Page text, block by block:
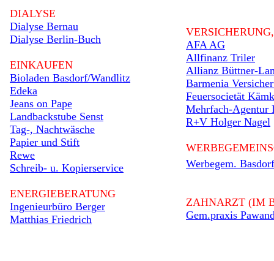
DIALYSE
Dialyse Bernau
Dialyse Berlin-Buch
EINKAUFEN
Bioladen Basdorf/Wandlitz
Edeka
Jeans on Pape
Landbackstube Senst
Tag-, Nachtwäsche
Papier und Stift
Rewe
Schreib- u. Kopierservice
ENERGIEBERATUNG
Ingenieurbüro Berger
Matthias Friedrich
AFA AG
Allfinanz Triler
Allianz Büttner-
Barmenia
Feuersocietät
Mehrfach-Agentur
R+V Holger Nagel
Werbegem. Basdorf
ZAHNARZT (IM
Gem.praxis